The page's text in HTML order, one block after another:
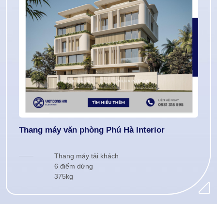
Thang máy văn phòng Phú Hà Interior
Thang máy tải khách
6 điểm dừng
375kg